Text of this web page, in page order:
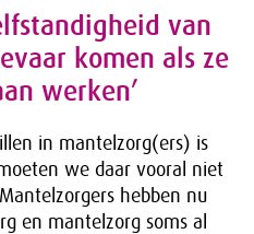
van
komen als ze
werken’
in mantelzorg(ers) is
we daar vooral niet
hebben nu
en mantelzorg soms al